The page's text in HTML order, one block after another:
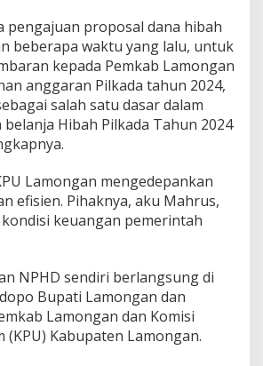
pengajuan proposal dana hibah
beberapa waktu yang lalu, untuk
kepada Pemkab Lamongan
anggaran Pilkada tahun 2024,
salah satu dasar dalam
Hibah Pilkada Tahun 2024
Lamongan mengedepankan
efisien. Pihaknya, aku Mahrus,
keuangan pemerintah
NPHD sendiri berlangsung di
Bupati Lamongan dan
Lamongan dan Komisi
(KPU) Kabupaten Lamongan.